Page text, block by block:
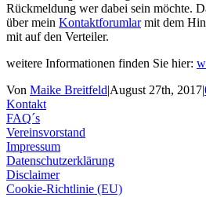
Rückmeldung wer dabei sein möchte.
über mein Kontaktforumlarmit dem
mit auf den Verteiler.
weitere Informationen finden Sie hier:
Von Maike Breitfeld|August 27th, 2017|
Kontakt
FAQ´s
Vereinsvorstand
Impressum
Datenschutzerklärung
Disclaimer
Cookie-Richtlinie (EU)